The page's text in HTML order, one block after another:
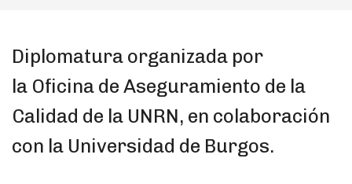
Diplomatura organizada por
la Oficina de Aseguramiento de la
Calidad de la UNRN, en colaboración
con la Universidad de Burgos.